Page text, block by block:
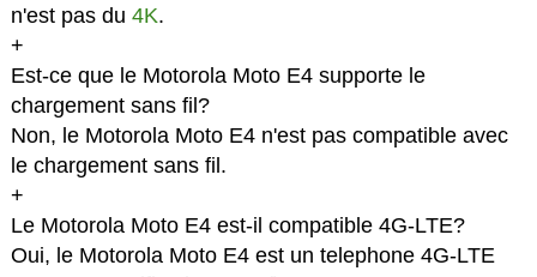
n'est pas du 4K.
+
Est-ce que le Motorola Moto E4 supporte le
chargement sans fil?
Non, le Motorola Moto E4 n'est pas compatible avec
le chargement sans fil.
+
Le Motorola Moto E4 est-il compatible 4G-LTE?
Oui, le Motorola Moto E4 est un telephone 4G-LTE